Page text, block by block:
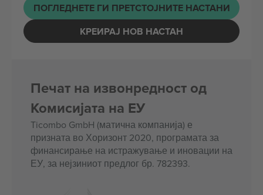
ПОГЛЕДНЕТЕ ГИ ПРЕТСТОЈНИТЕ НАСТАНИ
КРЕИРАЈ НОВ НАСТАН
Печат на извонредност од
Комисијата на ЕУ
Ticombo GmbH (матична компанија) е
призната во Хоризонт 2020, програмата за
финансирање на истражување и иновации на
ЕУ, за нејзиниот предлог бр. 782393.